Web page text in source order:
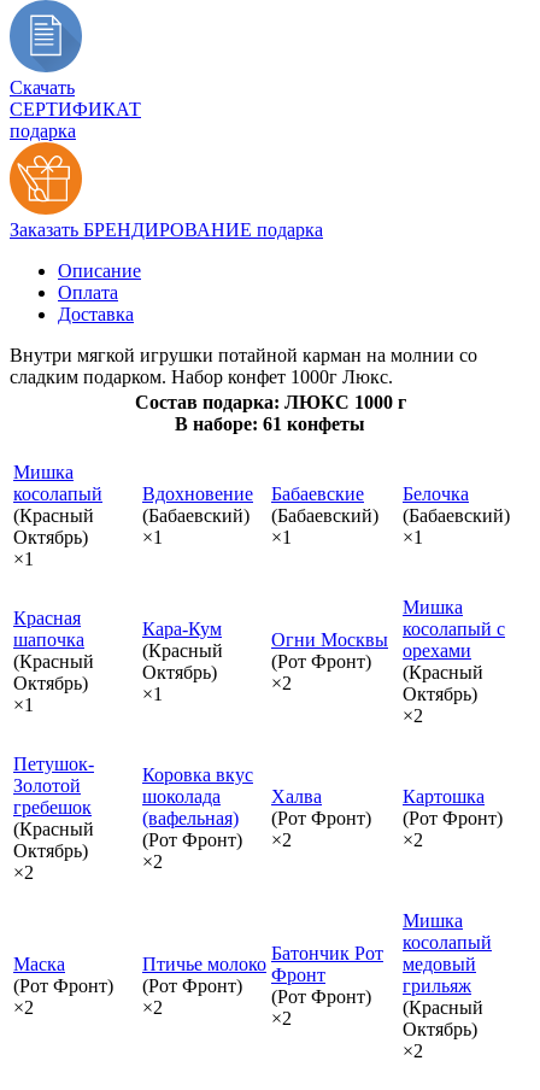
Скачать
СЕРТИФИКАТ
подарка
Заказать БРЕНДИРОВАНИЕ подарка
Описание
Оплата
Доставка
Внутри мягкой игрушки потайной карман на молнии со
сладким подарком. Набор конфет 1000г Люкс.
Состав подарка: ЛЮКС 1000 г
В наборе: 61 конфеты
Мишка
косолапый
(Красный
Октябрь)
×1
Вдохновение
(Бабаевский)
×1
Бабаевские
(Бабаевский)
×1
Белочка
(Бабаевский)
×1
Красная
шапочка
(Красный
Октябрь)
×1
Кара-Кум
(Красный
Октябрь)
×1
Огни Москвы
(Рот Фронт)
×2
Мишка
косолапый с
орехами
(Красный
Октябрь)
×2
Петушок-
Золотой
гребешок
(Красный
Октябрь)
×2
Коровка вкус
шоколада
(вафельная)
(Рот Фронт)
×2
Халва
(Рот Фронт)
×2
Картошка
(Рот Фронт)
×2
Маска
(Рот Фронт)
×2
Птичье молоко
(Рот Фронт)
×2
Батончик Рот
Фронт
(Рот Фронт)
×2
Мишка
косолапый
медовый
грильяж
(Красный
Октябрь)
×2